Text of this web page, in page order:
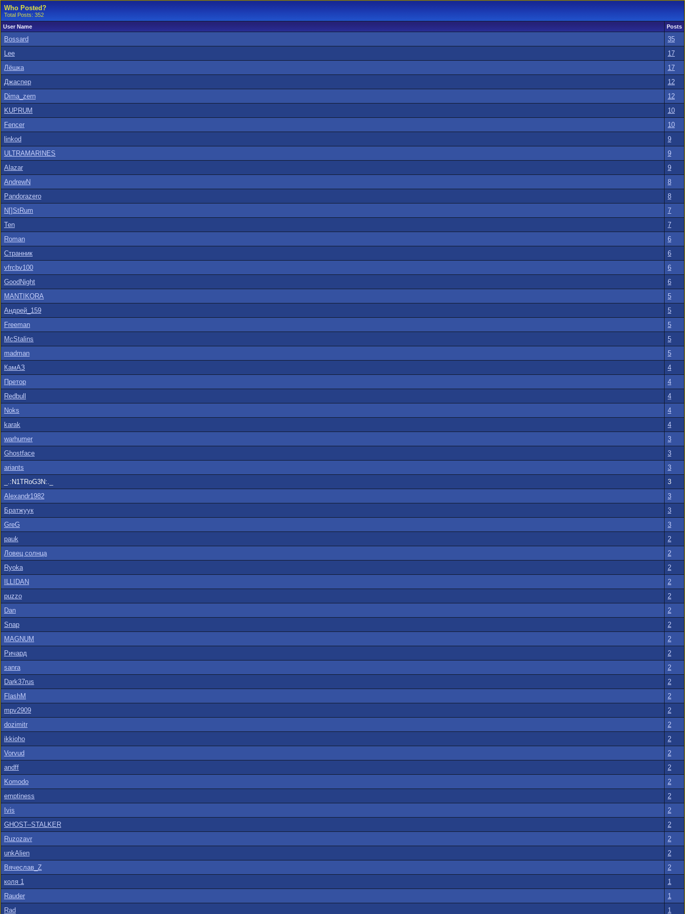
Who Posted?
Total Posts: 352
User Name
Posts
Bossard
35
Lee
17
Лёшка
17
Джаспер
12
Dima_zern
12
KUPRUM
10
Fencer
10
linkod
9
ULTRAMARINES
9
Alazar
9
AndrewN
8
Pandorazero
8
N[]StRum
7
Ten
7
Roman
6
Странник
6
vfrcbv100
6
GoodNight
6
MANTIKORA
5
Андрей_159
5
Freeman
5
McStalins
5
madman
5
КамАЗ
4
Претор
4
Redbull
4
Noks
4
karak
4
warhumer
3
Ghostface
3
ariants
3
_.:N1TRoG3N:._
3
Alexandr1982
3
Братжуук
3
GreG
3
pauk
2
Ловец солнца
2
Ryoka
2
ILLIDAN
2
puzzo
2
Dan
2
Snap
2
MAGNUM
2
Ричард
2
sanra
2
Dark37rus
2
FlashM
2
mpv2909
2
dozimitr
2
ikkioho
2
Vorvud
2
andff
2
Komodo
2
emptiness
2
Ivis
2
GHOST--STALKER
2
Ruzozavr
2
unkAlien
2
Вячеслав_Z
2
коля 1
1
Rauder
1
Rad
1